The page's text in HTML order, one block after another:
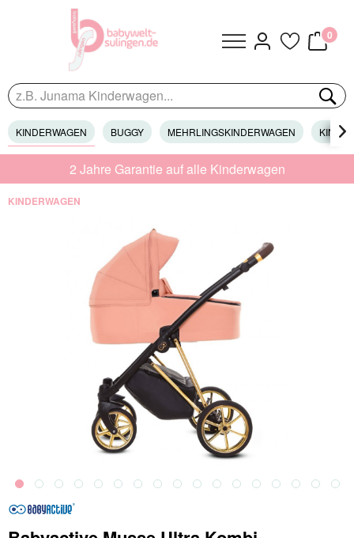
0
KINDERWAGEN BUGGY MEHRLINGSKINDERWAGEN 
2 Jahre Garantie auf alle Kinderwagen
KINDERWAGEN